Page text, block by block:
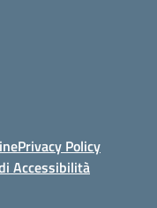
Privacy Policy
Accessibilità